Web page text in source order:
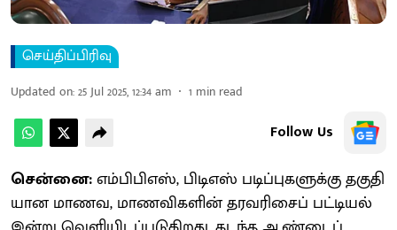
செய்திப்பிரிவு
Updated on:25 Jul 2025, 12:34 am 1 min read
Follow Us
சென்னை:எம்​பிபிஎஸ், பிடிஎஸ் படிப்​பு​களுக்கு தகு​தி​
யான மாணவ, மாணவி​களின் தரவரிசைப் பட்​டியல்